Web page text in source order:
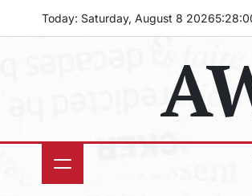
Today: Saturday, August 8 20265:28: